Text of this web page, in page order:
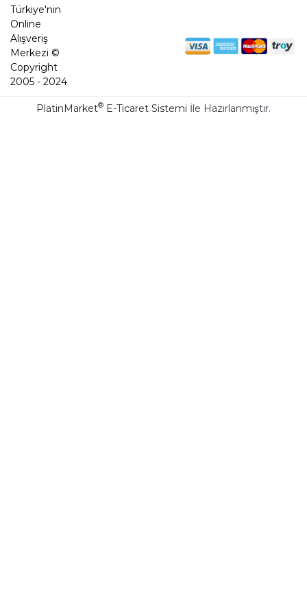
Türkiye'nin
Online
Alışveriş
Merkezi ©
Copyright
2005 - 2024
PlatinMarket® E-Ticaret Sistemi İle Hazırlanmıştır.